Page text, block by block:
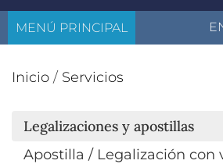
MENÚ PRINCIPAL
Inicio / Servicios
Legalizaciones y apostillas
Apostilla / Legalización con